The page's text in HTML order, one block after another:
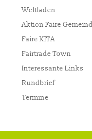
Weltläden
Aktion Faire
Faire KITA
Fairtrade Town
Interessante Links
Rundbrief
Termine